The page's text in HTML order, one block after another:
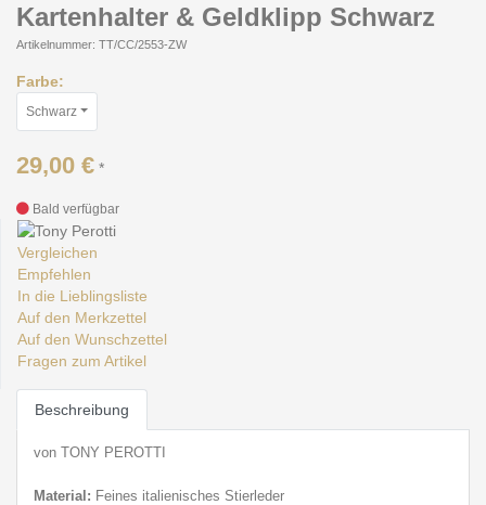
Kartenhalter & Geldklipp Schwarz
Artikelnummer: TT/CC/2553-ZW
Farbe:
Schwarz
29,00 € *
Bald verfügbar
Vergleichen
Empfehlen
In die Lieblingsliste
Auf den Merkzettel
Auf den Wunschzettel
Fragen zum Artikel
Beschreibung
von TONY PEROTTI
Material: Feines italienisches Stierleder